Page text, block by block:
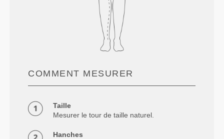
COMMENT MESURER
Taille
Mesurer le tour de taille naturel.
Hanches